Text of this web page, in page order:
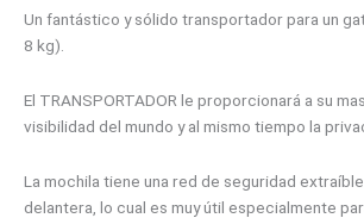
Un fantástico y sólido transportador para un
8 kg).
El TRANSPORTADOR le proporcionará a su
visibilidad del mundo y al mismo tiempo la
La mochila tiene una red de seguridad
delantera, lo cual es muy útil especialmente